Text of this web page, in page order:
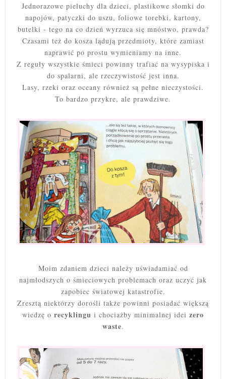
Jednorazowe pieluchy dla dzieci, plastikowe słomki do
napojów, patyczki do uszu, foliowe torebki, kartony,
butelki - tego na co dzień wyrzuca się mnóstwo, prawda?
Czasami też do kosza lądują przedmioty, które zamiast
naprawić po prostu wymieniamy na inne.
Z reguły wszystkie śmieci powinny trafiać na wysypiska i
do spalarni, ale rzeczywistość jest inna.
Lasy, rzeki oraz oceany również są pełne nieczystości.
To bardzo przykre, ale prawdziwe.
Moim zdaniem dzieci należy uświadamiać od
najmłodszych o śmieciowych problemach oraz uczyć jak
zapobiec światowej katastrofie.
Zresztą niektórzy dorośli także powinni posiadać większą
wiedzę o recyklingu i chociażby minimalnej idei zero
waste.